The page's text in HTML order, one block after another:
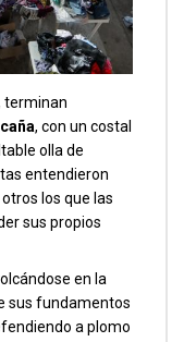
terminan
, con un costal
olla de
entendieron
los que las
sus propios
en la
sus fundamentos
a plomo